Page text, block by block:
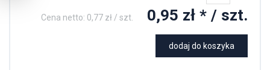
Cena netto: 0,77 zł / szt. 0,95 zł * / szt.
dodaj do koszyka